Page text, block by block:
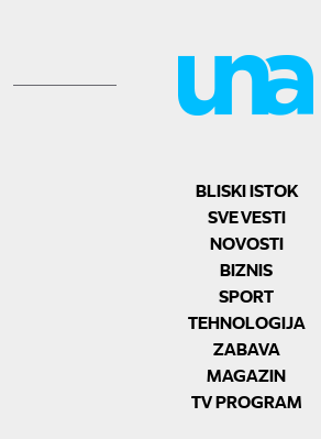
BLISKI ISTOK
SVE VESTI
NOVOSTI
BIZNIS
SPORT
TEHNOLOGIJA
ZABAVA
MAGAZIN
TV PROGRAM